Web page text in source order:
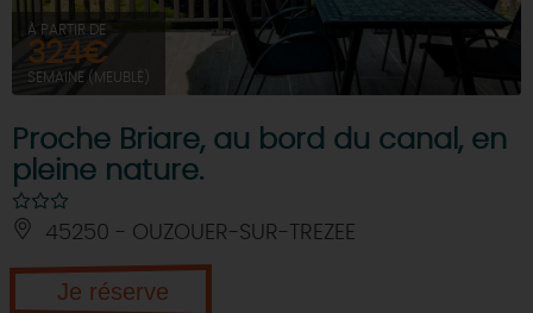
À PARTIR DE
324€
SEMAINE (MEUBLÉ)
Proche Briare, au bord du canal, en
pleine nature.
45250 - OUZOUER-SUR-TREZEE
Je réserve